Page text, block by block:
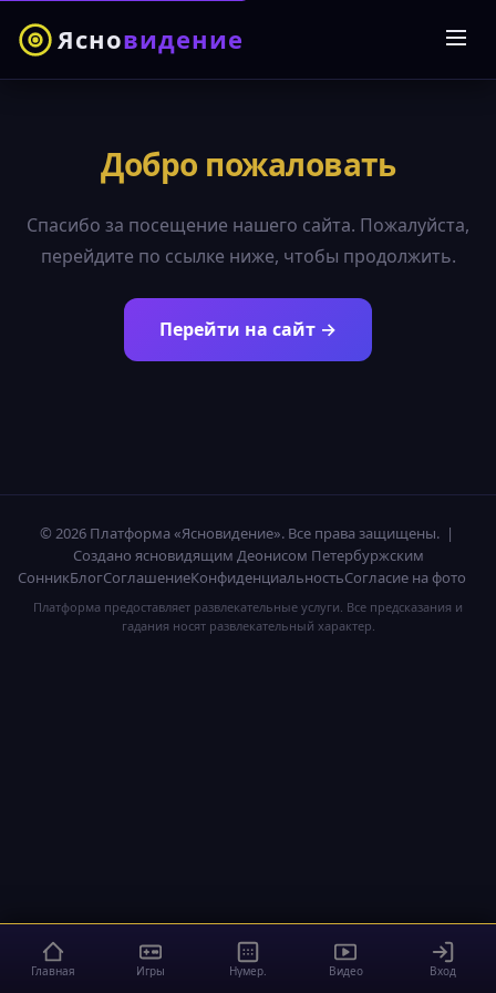
Ясновидение
Добро пожаловать
Спасибо за посещение нашего сайта. Пожалуйста,
перейдите по ссылке ниже, чтобы продолжить.
Перейти на сайт →
© 2026 Платформа «Ясновидение». Все права защищены. |
Создано ясновидящим Деонисом Петербуржским
СонникБлогСоглашениеКонфиденциальностьСогласие на фото
Платформа предоставляет развлекательные услуги. Все предсказания и
гадания носят развлекательный характер.
Главная Игры Нумер. Видео Вход